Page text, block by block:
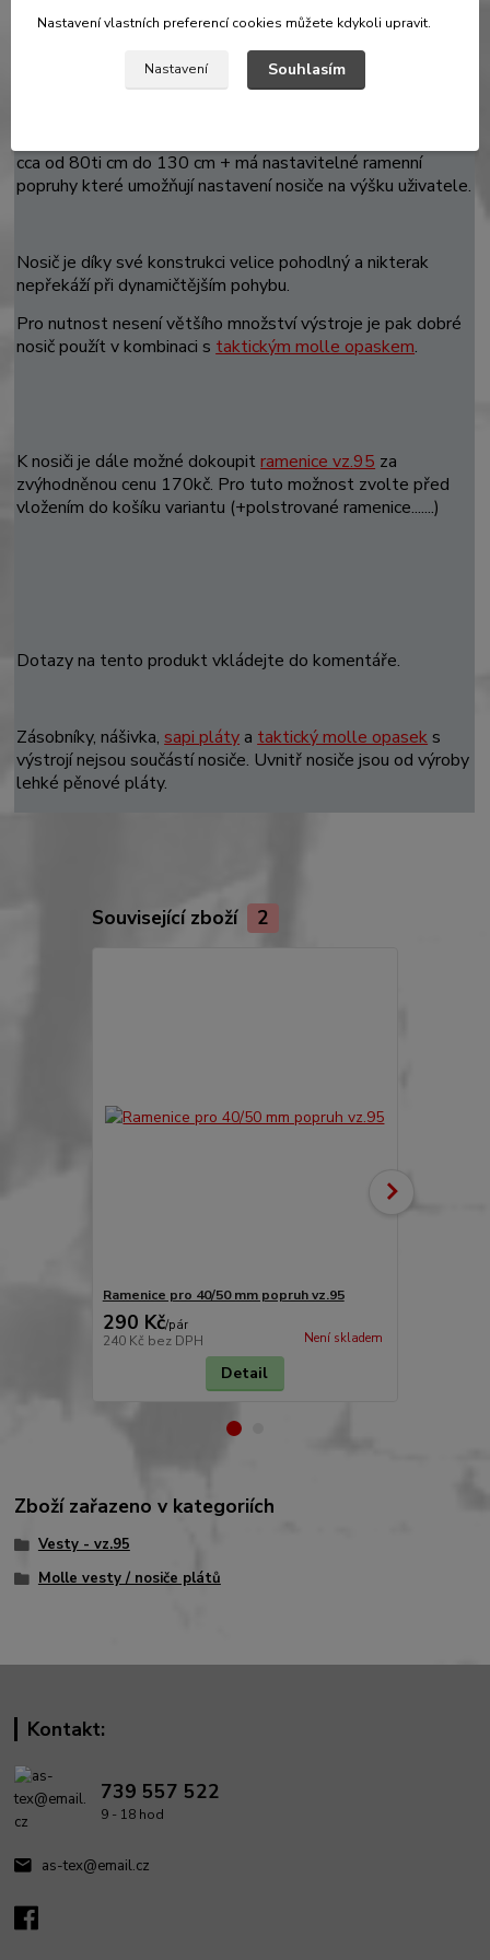
Přední i zadní díl mají na spodu zip pro rozevření a vložení
cca od 80ti cm do 130 cm + má nastavitelné ramenní
popruhy které umožňují nastavení nosiče na výšku uživatele.
Nosič je díky své konstrukci velice pohodlný a nikterak
nepřekáží při dynamičtějším pohybu.
Pro nutnost nesení většího množství výstroje je pak dobré
nosič použít v kombinaci s taktickým molle opaskem.
K nosiči je dále možné dokoupitramenice vz.95 za
zvýhodněnou cenu 170kč. Pro tuto možnost zvolte před
vložením do košíku variantu (+polstrované ramenice.......)
Dotazy na tento produkt vkládejte do komentáře.
Zásobníky, nášivka,sapi plátya taktický molle opaseks
výstrojí nejsou součástí nosiče. Uvnitř nosiče jsou od výroby
lehké pěnové pláty.
Související zboží 2
Ramenice pro 40/50 mm popruh vz.95
290 Kč/pár
240 Kč bez DPH Není skladem
Detail
Zboží zařazeno v kategoriích
Vesty - vz.95
Molle vesty / nosiče plátů
Kontakt:
739 557 522
9 - 18 hod
as-tex@email.cz
Nastavení vlastních preferencí cookies můžete kdykoli upravit.
Nastavení Souhlasím